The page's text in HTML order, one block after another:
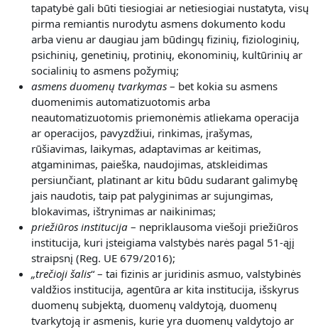
tapatybė gali būti tiesiogiai ar netiesiogiai nustatyta, visų
pirma remiantis nurodytu asmens dokumento kodu
arba vienu ar daugiau jam būdingų fizinių, fiziologinių,
psichinių, genetinių, protinių, ekonominių, kultūrinių ar
socialinių to asmens požymių;
asmens duomenų tvarkymas – bet kokia su asmens
duomenimis automatizuotomis arba
neautomatizuotomis priemonėmis atliekama operacija
ar operacijos, pavyzdžiui, rinkimas, įrašymas,
rūšiavimas, laikymas, adaptavimas ar keitimas,
atgaminimas, paieška, naudojimas, atskleidimas
persiunčiant, platinant ar kitu būdu sudarant galimybę
jais naudotis, taip pat palyginimas ar sujungimas,
blokavimas, ištrynimas ar naikinimas;
priežiūros institucija – nepriklausoma viešoji priežiūros
institucija, kuri įsteigiama valstybės narės pagal 51-ąjį
straipsnį (Reg. UE 679/2016);
„trečioji šalis“ – tai fizinis ar juridinis asmuo, valstybinės
valdžios institucija, agentūra ar kita institucija, išskyrus
duomenų subjektą, duomenų valdytoją, duomenų
tvarkytoją ir asmenis, kurie yra duomenų valdytojo ar